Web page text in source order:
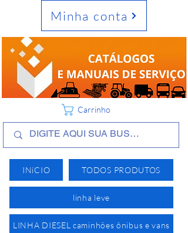
INíCIO TODOS PRODUTOS
linha leve
LINHA DIESEL caminhões ônibus e vans
Minha conta
Carrinho